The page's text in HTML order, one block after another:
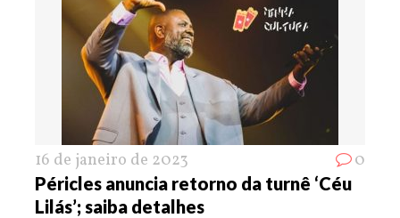
16 de janeiro de 2023 0
Péricles anuncia retorno da turnê ‘Céu
Lilás’; saiba detalhes